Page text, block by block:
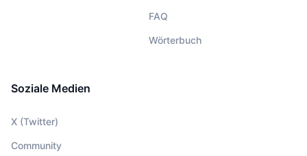
FAQ
Wörterbuch
Soziale Medien
X (Twitter)
Community